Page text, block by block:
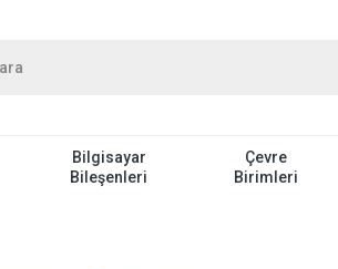
Bilgisayar
Bileşenleri
Çevre
Birimleri